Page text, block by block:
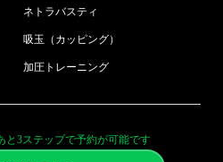
ネトラバスティ
吸玉（カッピング）
加圧トレーニング
3ステップで予約が可能です